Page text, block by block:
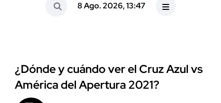
8 Ago. 2026, 13:47
¿Dónde y cuándo ver el Cruz Azul vs
América del Apertura 2021?